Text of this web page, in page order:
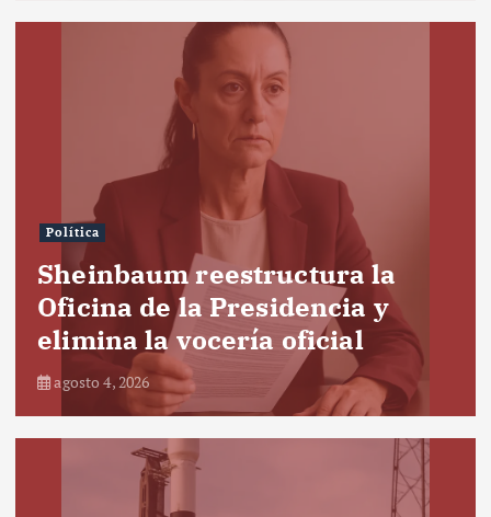
Política
Sheinbaum reestructura la
Oficina de la Presidencia y
elimina la vocería oficial
agosto 4, 2026